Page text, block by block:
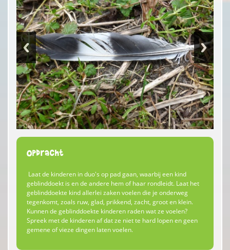
Opdracht
Laat de kinderen in duo's op pad gaan, waarbij een kind
geblinddoekt is en de andere hem of haar rondleidt. Laat het
geblinddoekte kind allerlei zaken voelen die je onderweg
tegenkomt, zoals ruw, glad, prikkend, zacht, groot en klein.
Kunnen de geblinddoekte kinderen raden wat ze voelen?
Spreek met de kinderen af dat ze niet te hard lopen en geen
gemene of vieze dingen laten voelen.